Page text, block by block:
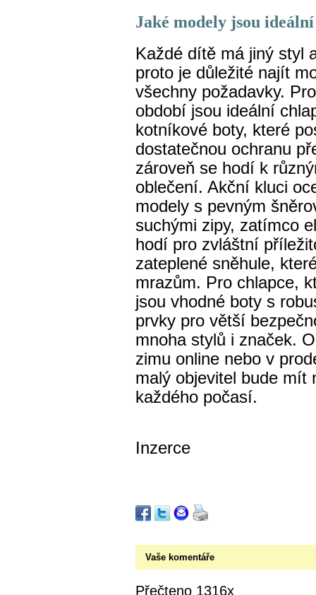
Jaké modely jsou
Každé dítě má jiný styl
proto je důležité najít
všechny požadavky.
období jsou ideální
kotníkové boty, které
dostatečnou ochranu
zároveň se hodí k
oblečení. Akční kluci
modely s pevným
suchými zipy, zatímco
hodí pro zvláštní
zateplené sněhule,
mrazům. Pro chlapce,
jsou vhodné boty s
prvky pro větší
mnoha stylů i značek.
zimu online nebo v
malý objevitel bude mít
každého počasí.
Inzerce
Vaše komentáře
Přečteno 1316x